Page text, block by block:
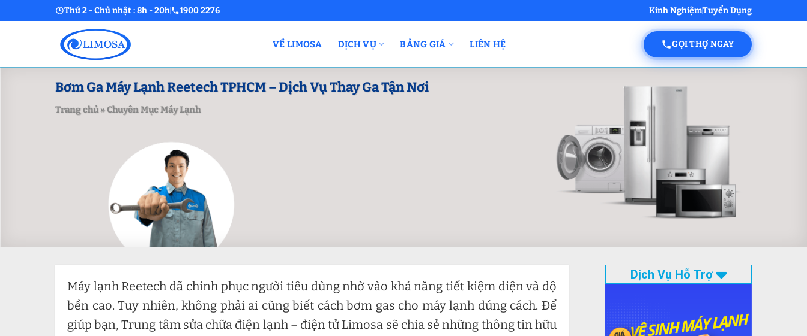
to
Thứ 2 - Chủ nhật : 8h - 20h 1900 2276 Kinh NghiệmTuyển Dụng
VỀ LIMOSA DỊCH VỤ BẢNG GIÁ LIÊN HỆ GỌI THỢ NGAY
Bơm Ga Máy Lạnh Reetech TPHCM – Dịch Vụ Thay Ga Tận Nơi
Trang chủ»Chuyên Mục Máy Lạnh
Máy lạnh Reetech đã chinh phục người tiêu dùng nhờ vào khả năng tiết kiệm điện và độ
bền cao. Tuy nhiên, không phải ai cũng biết cách bơm gas cho máy lạnh đúng cách. Để
giúp bạn, Trung tâm sửa chữa điện lạnh – điện tử Limosa sẽ chia sẻ những thông tin hữu
Dịch Vụ Hỗ Trợ